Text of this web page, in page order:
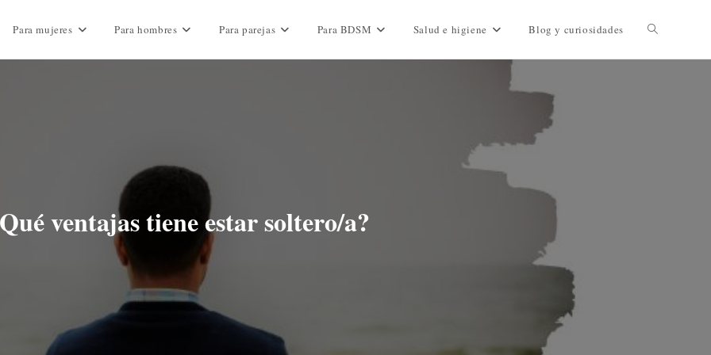
Para mujeres Para hombres Para parejas Para BDSM Salud e higiene Blog y curiosidades
ventajas tiene estar soltero/a?